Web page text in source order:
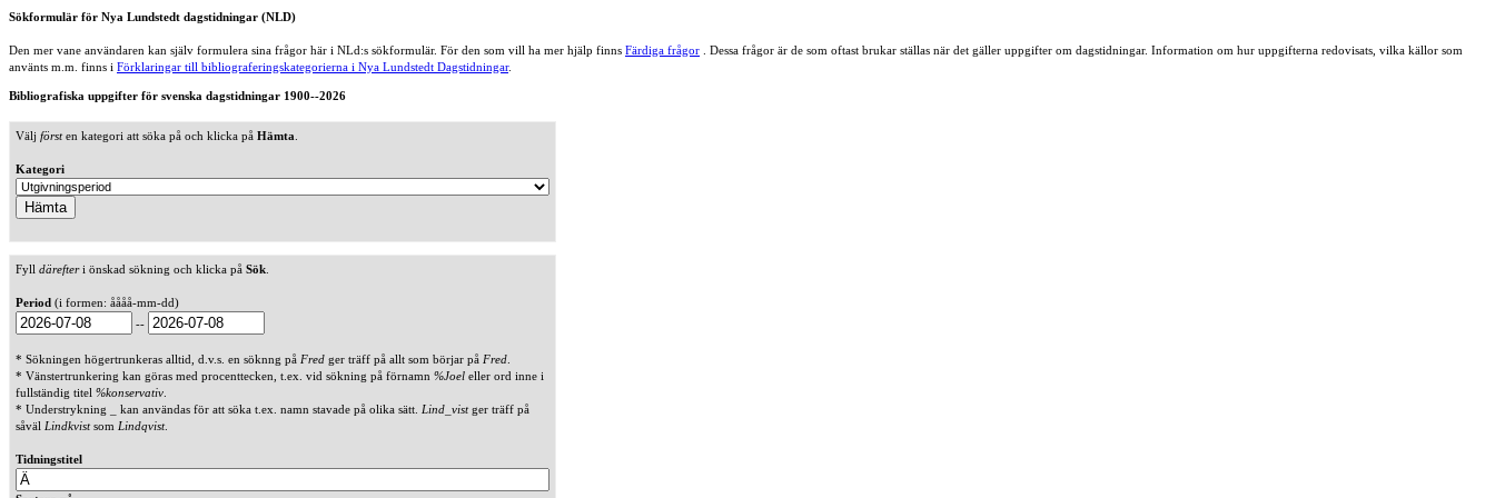
Sökformulär för Nya Lundstedt dagstidningar (NLD)
Den mer vane användaren kan själv formulera sina frågor här i NLd:s sökformulär. För den som vill ha mer hjälp finns Färdiga frågor . Dessa frågor är de som oftast brukar ställas när det gäller uppgifter om dagstidningar. Information om hur uppgifterna redovisats, vilka källor som
använts m.m. finns i Förklaringar till bibliograferingskategorierna i Nya Lundstedt Dagstidningar.
Bibliografiska uppgifter för svenska dagstidningar 1900--2026
Välj försten kategori att söka på och klicka på Hämta
Kategori
Fyll därefteri önskad sökning och klicka på Sök
Period (i formen: åååå-mm-dd)
--
* Sökningen högertrunkeras alltid, d.v.s. en söknng på Fred ger träff på allt som börjar på Fred
* Vänstertrunkering kan göras med procenttecken, t.ex. vid sökning på förnamn %Joel eller ord inne i
fullständig titel %konservativ
* Understrykning _ kan användas för att söka t.ex. namn stavade på olika sätt. Lind_vistger träff på
såväl Lindkvistsom Lindqvist.
Tidningstitel